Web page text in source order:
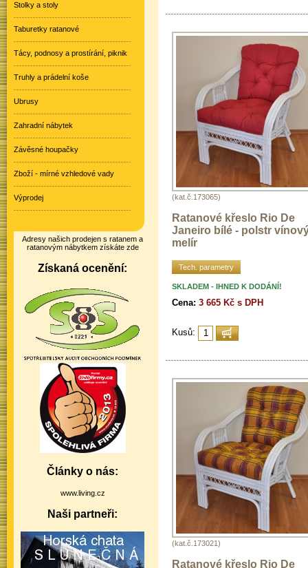
(kat.č.173065)
Ratanové křeslo Rio De
Janeiro bílé - polstr
melír
Tech. parametry
SKLADEM - IHNED K DODÁNÍ!
Cena: 3 665 Kč s DPH
Kusů:
(kat.č.173021)
Ratanové křeslo Rio De
Stolky a stoly
Taburetky ratanové
Tácy, podnosy a prostírání, piknik
Truhly a prádelní koše
Ubrusy
Zahradní nábytek
Závěsné houpačky
Zboží - mírné vzhledové vady
Výprodej
Adresy našich prodejen s ratanem a
ratanovým nábytkem získáte zde
Získaná ocenění:
Články o nás:
www.living.cz
Naši partneři: